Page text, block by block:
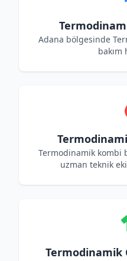
Adana bölgesinde
bakım
Termodinamik kombi
uzman teknik
Termodinamik